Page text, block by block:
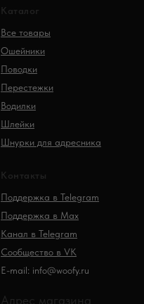
Каталог
Все товары
Ошейники
Поводки
Перестежки
Водилки
Шлейки
Шнурки для адресника
Контакты
Поддержка в Telegram
Поддержка в Max
Канал в Telegram
Сообщество в VK
E-mail: info@woofy.ru
Адрес магазина